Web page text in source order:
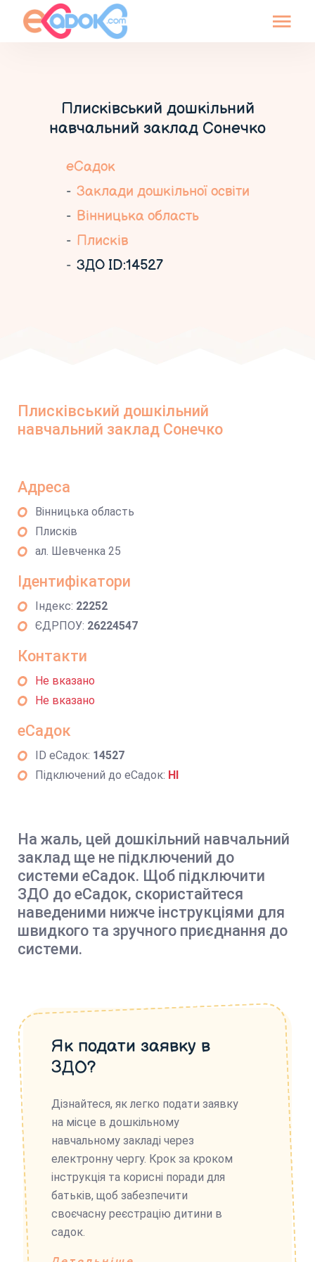
Плисківський дошкільний
навчальний заклад Сонечко
еСадок
Заклади дошкільної освіти
Вінницька область
Плисків
ЗДО ID:14527
Плисківський дошкільний
навчальний заклад Сонечко
Адреса
Вінницька область
Плисків
ал. Шевченка 25
Ідентифікатори
Індекс: 22252
ЄДРПОУ: 26224547
Контакти
Не вказано
Не вказано
еСадок
ID еСадок: 14527
Підключений до еСадок: НІ
На жаль, цей дошкільний навчальний
заклад ще не підключений до
системи еСадок. Щоб підключити
ЗДО до еСадок, скористайтеся
наведеними нижче інструкціями для
швидкого та зручного приєднання до
системи.
Як подати заявку в
ЗДО?
Дізнайтеся, як легко подати заявку
на місце в дошкільному
навчальному закладі через
електронну чергу. Крок за кроком
інструкція та корисні поради для
батьків, щоб забезпечити
своєчасну реєстрацію дитини в
садок.